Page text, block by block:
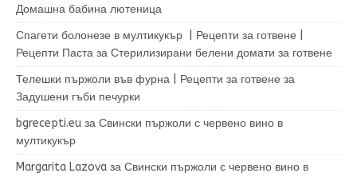
Домашна бабина лютеница
Спагети болонезе в мултикукър | Рецепти за готвене |
Рецепти Паста за Стерилизирани белени домати за готвене
Телешки пържоли във фурна | Рецепти за готвене за
Задушени гъби печурки
bgrecepti.eu за Свински пържоли с червено вино в
мултикукър
Margarita Lazova за Свински пържоли с червено вино в